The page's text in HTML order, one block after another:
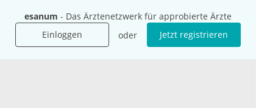
esanum - Das Ärztenetzwerk für approbierte Ärzte
Einloggen
oder Jetzt registrieren
Presse
Karriere